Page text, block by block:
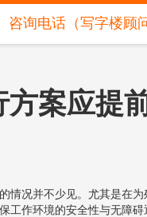
咨询电话（写字楼顾
案应提
情况并不少见。尤其是在
工作环境的安全性与无障